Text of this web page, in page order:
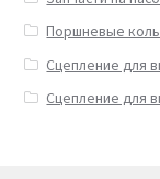
Поршневые
Сцепление для
Сцепление для